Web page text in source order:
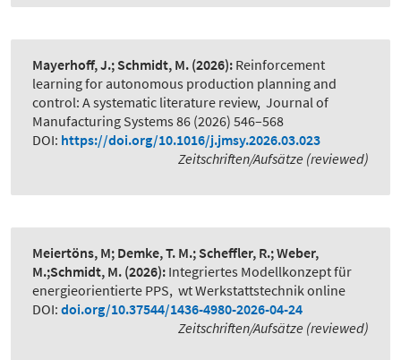
Mayerhoff, J.; Schmidt, M. (2026): Reinforcement
learning for autonomous production planning and
control: A systematic literature review, Journal of
Manufacturing Systems 86 (2026) 546–568
DOI: https://doi.org/10.1016/j.jmsy.2026.03.023
Zeitschriften/Aufsätze (reviewed)
Meiertöns, M; Demke, T. M.; Scheffler, R.; Weber,
M.;Schmidt, M. (2026): Integriertes Modellkonzept für
energieorientierte PPS, wt Werkstattstechnik online
DOI: doi.org/10.37544/1436-4980-2026-04-24
Zeitschriften/Aufsätze (reviewed)